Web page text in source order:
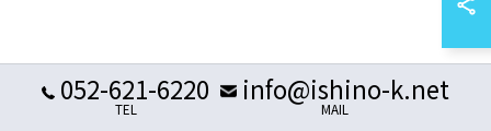
052-621-6220
TEL
info@ishino-k.net
MAIL